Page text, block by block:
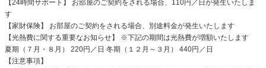
【24時間サポート】 お部屋のご契約をされる場合、110円／日が発生いたしま
す
【家財保険】 お部屋のご契約をされる場合、別途料金が発生いたします
【光熱費に関する重要なお知らせ】 ※下記の期間は光熱費が増額いたします
夏期（７月・８月） 220円／日 冬期（１２月～３月） 440円／日
【注意事項】